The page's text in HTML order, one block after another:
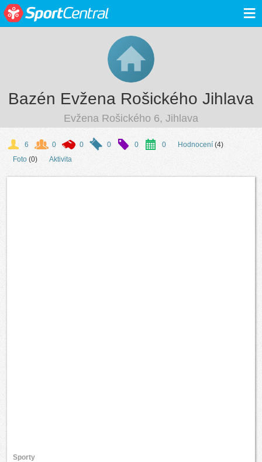
≡
Bazén Evžena Rošického Jihlava
Evžena Rošického 6, Jihlava
6 0 0 0 0 0 Hodnocení (4)
Foto (0) Aktivita
Sporty